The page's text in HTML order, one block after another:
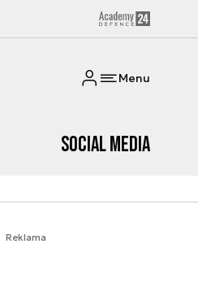
Menu
Social media
Reklama